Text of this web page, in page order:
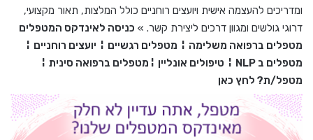
ומדריכים להעצמה אישית ויועצים רוחניים כולל המלצות, תאור מקצועי,
דרוגי גולשים ומגוון דרכים ליצירת קשר. » כניסה לאינדקס המטפלים
מטפלים ברפואה משלימה ¦ מטפלים רגשיים ¦ יועצים רוחניים ¦
מטפלים ב NLP
¦ טיפולים אונליין ¦ מטפלים ברפואה סינית ¦
מטפל/ת? לחץ כאן